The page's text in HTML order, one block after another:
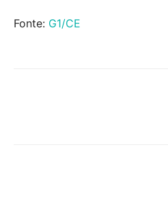
Fonte: G1/CE